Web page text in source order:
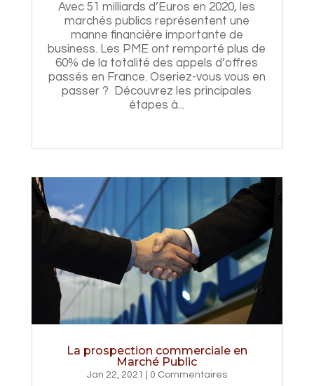
Avec 51 milliards d’Euros en 2020, les
marchés publics représentent une
manne financière importante de
business. Les PME ont remporté plus de
60% de la totalité des appels d’offres
passés en France. Oseriez-vous vous en
passer ? Découvrez les principales
étapes à...
La prospection commerciale en
Marché Public
Jan 22, 2021 | 0 Commentaires